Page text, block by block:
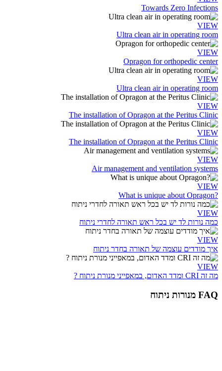
Towards Zero Infections
VIEW
Ultra clean air in operating room
VIEW
Opragon for orthopedic center
VIEW
Ultra clean air in operating room
VIEW
The installation of Opragon at the Peritus Clinic
VIEW
The installation of Opragon at the Peritus Clinic
VIEW
Air management and ventilation systems
VIEW
?What is unique about Opragon
VIEW
כמה נורות לד יש בכל ראש תאורה לחדרי ניתוח
VIEW
איך מודדים עוצמה של תאורה בחדר ניתוח
VIEW
מה זה CRI ומדד האדום, במאפייני מנורת ניתוח ?
FAQ מנורות ניתוח